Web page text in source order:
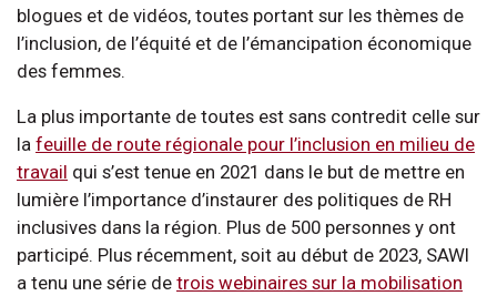
blogues et de vidéos, toutes portant sur les thèmes de
l’inclusion, de l’équité et de l’émancipation économique
des femmes.
La plus importante de toutes est sans contredit celle sur
la feuille de route régionale pour l’inclusion en milieu de
travail qui s’est tenue en 2021 dans le but de mettre en
lumière l’importance d’instaurer des politiques de RH
inclusives dans la région. Plus de 500 personnes y ont
participé. Plus récemment, soit au début de 2023, SAWI
a tenu une série de trois webinaires sur la mobilisation